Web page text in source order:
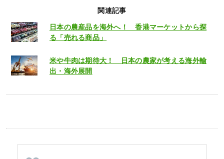
関連記事
日本の農産品を海外へ！ 香港マーケットから探
る「売れる商品」
米や牛肉は期待大！ 日本の農家が考える海外輸
出・海外展開